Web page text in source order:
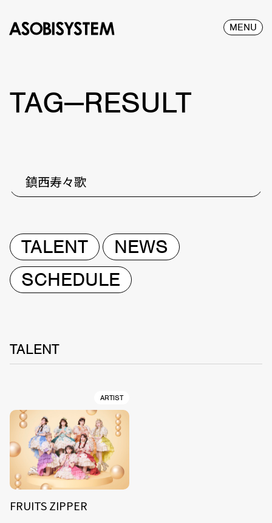
MENU
TAG—RESULT
鎮西寿々歌
TALENT
NEWS
SCHEDULE
TALENT
ARTIST
FRUITS ZIPPER